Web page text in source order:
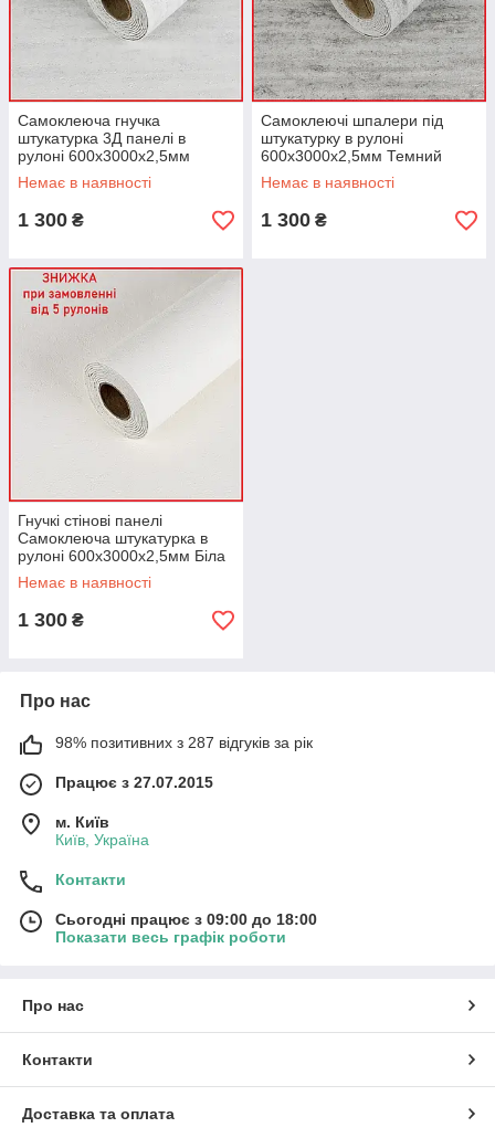
Самоклеюча гнучка
штукатурка 3Д панелі в
рулоні 600х3000х2,5мм
Світлий граніт текстурний
ПВХ декор SW-00002991
Немає в наявності
1 300 ₴
Самоклеючі шпалери під
штукатурку в рулоні
600х3000х2,5мм Темний
граніт під бетон ПВХ декор
SW-00002993
Немає в наявності
1 300 ₴
Гнучкі стінові панелі
Самоклеюча штукатурка в
рулоні 600х3000х2,5мм Біла
Мармаріно ПВХ декор SW-
00002996
Немає в наявності
1 300 ₴
Про нас
98% позитивних з 287 відгуків за рік
Працює з 27.07.2015
м. Київ
Київ, Україна
Контакти
Сьогодні працює з 09:00 до 18:00
Показати весь графік роботи
Про нас
Контакти
Доставка та оплата